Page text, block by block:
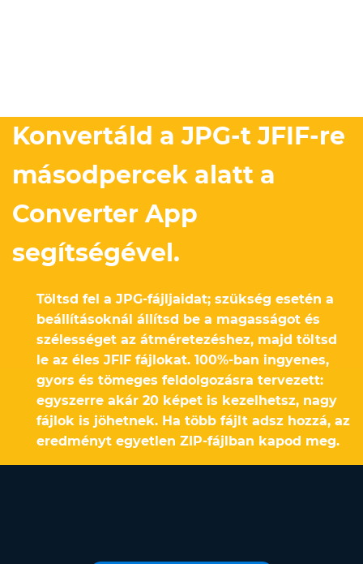
Konvertáld a JPG-t JFIF-re
másodpercek alatt a
Converter App
segítségével.
Töltsd fel a JPG-fájljaidat; szükség esetén a
beállításoknál állítsd be a magasságot és
szélességet az átméretezéshez, majd töltsd
le az éles JFIF fájlokat. 100%-ban ingyenes,
gyors és tömeges feldolgozásra tervezett:
egyszerre akár 20 képet is kezelhetsz, nagy
fájlok is jöhetnek. Ha több fájlt adsz hozzá, az
eredményt egyetlen ZIP-fájlban kapod meg.